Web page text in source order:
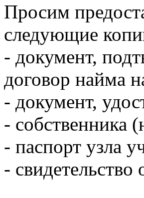
Просим
следующие
- документ,
договор найма
- документ,
- собственника
- паспорт узла
- свидетельство